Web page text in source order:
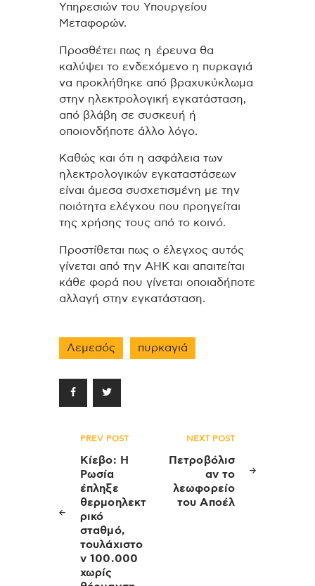
Υπηρεσιών του Υπουργείου
Μεταφορών.
Προσθέτει πως η έρευνα θα
καλύψει το ενδεχόμενο η πυρκαγιά
να προκλήθηκε από βραχυκύκλωμα
στην ηλεκτρολογική εγκατάσταση,
από βλάβη σε συσκευή ή
οποιονδήποτε άλλο λόγο.
Καθώς και ότι η ασφάλεια των
ηλεκτρολογικών εγκαταστάσεων
είναι άμεσα συσχετισμένη με την
ποιότητα ελέγχου που προηγείται
της χρήσης τους από το κοινό.
Προστίθεται πως ο έλεγχος αυτός
γίνεται από την ΑΗΚ και απαιτείται
κάθε φορά που γίνεται οποιαδήποτε
αλλαγή στην εγκατάσταση.
Λεμεσός πυρκαγιά
Πλοήγηση
άρθρων
PREV POST
Κίεβο: Η
Ρωσία
έπληξε
θερμοηλεκτ
ρικό
σταθμό,
τουλάχιστο
ν 100.000
χωρίς
NEXT POST
Πετροβόλισ
αν το
λεωφορείο
του Αποέλ